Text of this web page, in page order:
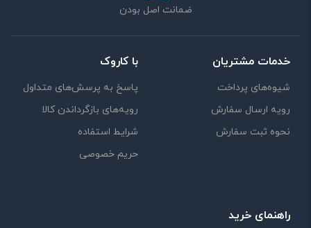
ضمانت اصل بودن
خدمات مشتریان
شیوه‌های پرداخت
رویه ارسال سفارش
نحوه ثبت سفارش
با کاروک
پاسخ به پرسش‌های متداول
رویه‌های بازگرداندن کالا
شرایط استفاده
حریم خصوصی
راهنمای خرید